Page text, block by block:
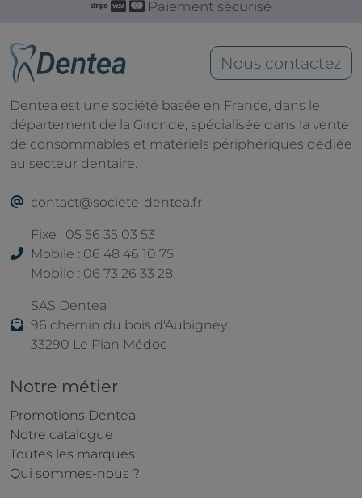
Paiement sécurisé
Nous contactez
Dentea est une société basée en France, dans le
département de la Gironde, spécialisée dans la vente
de consommables et matériels périphériques dédiée
au secteur dentaire.
contact@societe-dentea.fr
Fixe : 05 56 35 03 53
Mobile : 06 48 46 10 75
Mobile : 06 73 26 33 28
SAS Dentea
96 chemin du bois d'Aubigney
33290 Le Pian Médoc
Notre métier
Promotions Dentea
Notre catalogue
Toutes les marques
Qui sommes-nous ?